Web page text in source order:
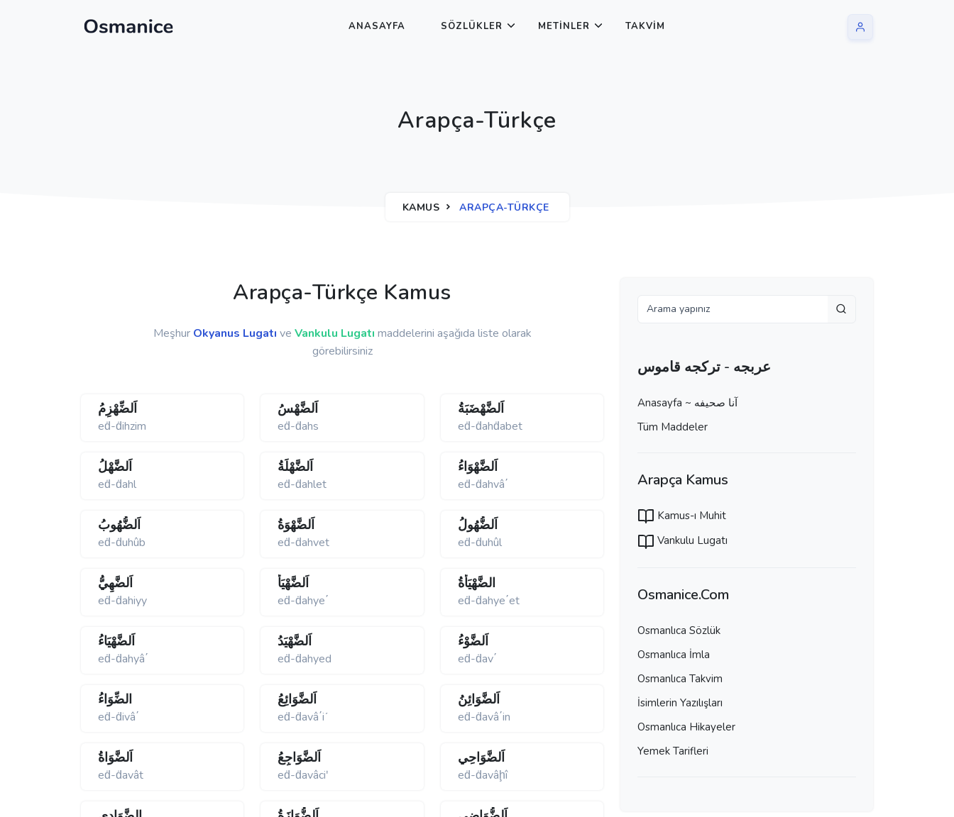
ANASAYFA SÖZLÜKLER METINLER TAKVIM
Arapça-Türkçe
KAMUS ARAPÇA-TÜRKÇE
Arapça-Türkçe Kamus
Meşhur Okyanus Lugatı ve Vankulu Lugatı maddelerini aşağıda liste olarak
görebilirsiniz
اَلضِّهْزِمُ
eḋ-ḋihzim
اَلضَّهْسُ
eḋ-ḋahs
اَلضَّهْضَبَةُ
eḋ-ḋahḋabet
اَلضَّهْلُ
eḋ-ḋahl
اَلضَّهْلَةُ
eḋ-ḋahlet
اَلضَّهْوَاءُ
eḋ-ḋahvâ΄
اَلضُّهُوبُ
eḋ-ḋuhûb
اَلضَّهْوَةُ
eḋ-ḋahvet
اَلضُّهُولُ
eḋ-ḋuhûl
اَلضَّهِيُّ
eḋ-ḋahiyy
اَلضَّهْيَأُ
eḋ-ḋahye΄
الضَّهْيَأَةُ
eḋ-ḋahye΄et
اَلضَّهْيَاءُ
eḋ-ḋahyâ΄
اَلضَّهْيَدُ
eḋ-ḋahyed
اَلضَّوْءُ
eḋ-ḋav΄
الضِّوَاءُ
eḋ-ḋivâ΄
اَلضَّوَائِعُ
eḋ-ḋavâ΄iʹ
اَلضَّوَائِنُ
eḋ-ḋavâ΄in
اَلضَّوَاةُ
eḋ-ḋavât
اَلضَّوَاجِعُ
eḋ-ḋavâciʹ
اَلضَّوَاحِي
eḋ-ḋavâḩî
عربجه - تركجه قاموس
Anasayfa ~ آنا صحيفه
Tüm Maddeler
Arapça Kamus
Kamus-ı Muhit
Vankulu Lugatı
Osmanice.Com
Osmanlıca Sözlük
Osmanlıca İmla
Osmanlıca Takvim
İsimlerin Yazılışları
Osmanlıca Hikayeler
Yemek Tarifleri